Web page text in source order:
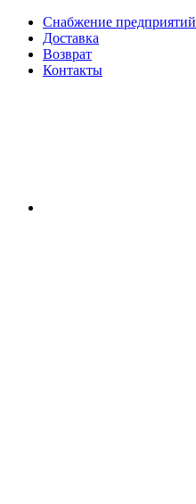
Снабжение предприятий
Доставка
Возврат
Контакты